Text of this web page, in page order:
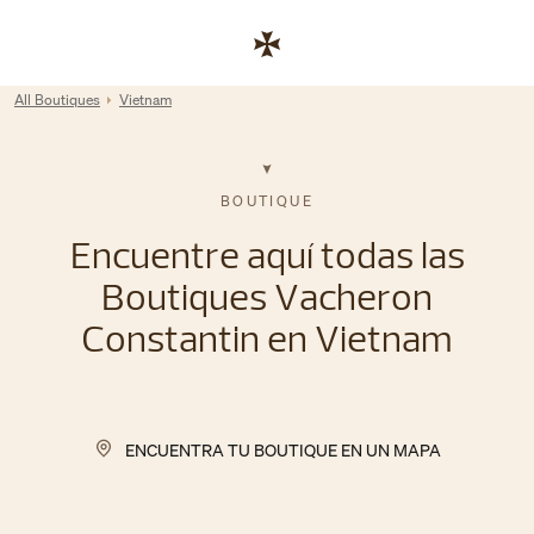
Enlace al sitio web corporativo
Return to Nav
All Boutiques Vietnam
BOUTIQUE
Encuentre aquí todas las
Boutiques Vacheron
Constantin en Vietnam
ENCUENTRA TU BOUTIQUE EN UN MAPA